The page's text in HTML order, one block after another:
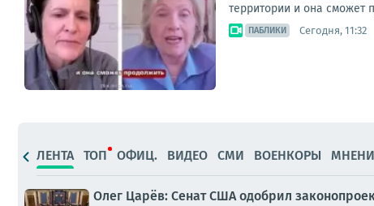
территории и она сможет
ПАБЛИКИ Сегодня, 11:32
ЛЕНТА ТОП ОФИЦ. ВИДЕО СМИ ВОЕНКОРЫ
Олег Царёв: Сенат США одобрил